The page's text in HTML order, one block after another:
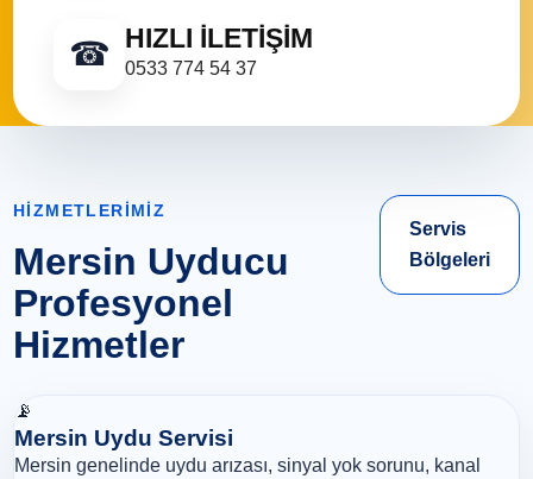
☎ HIZLI İLETIŞIM
0533 774 54 37
HIZMETLERIMIZ
Mersin Uyducu
Profesyonel
Hizmetler
Servis
Bölgeleri
📡
Mersin Uydu Servisi
Mersin genelinde uydu arızası, sinyal yok sorunu, kanal